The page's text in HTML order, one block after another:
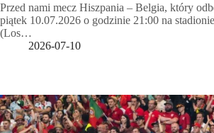
Przed nami mecz Hiszpania – Belgia, który
piątek 10.07.2026 o godzinie 21:00 na
(Los…
2026-07-10